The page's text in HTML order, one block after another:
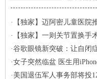
·【独家】迈阿密儿童医院
·【独家】一则关节置换手
·谷歌眼镜新突破：让自闭
·女子突然临盆 医生用
·美国退伍军人事务部将投